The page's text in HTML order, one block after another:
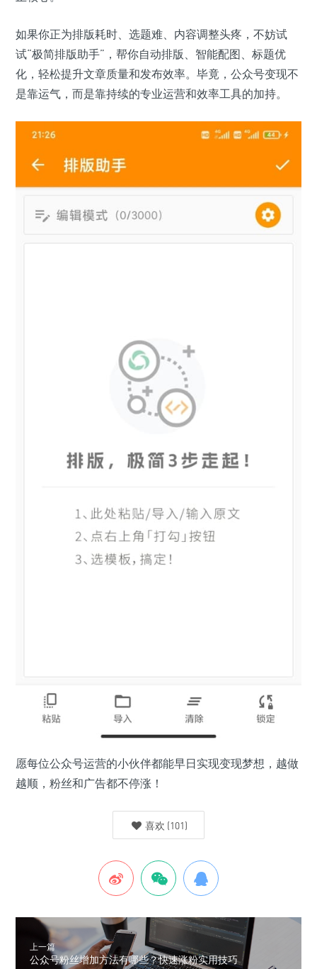
如果你正为排版耗时、选题难、内容调整头疼，不妨试
试“极简排版助手”，帮你自动排版、智能配图、标题优
化，轻松提升文章质量和发布效率。毕竟，公众号变现不
是靠运气，而是靠持续的专业运营和效率工具的加持。
愿每位公众号运营的小伙伴都能早日实现变现梦想，越做
越顺，粉丝和广告都不停涨！
喜欢 (101)
上一篇
公众号粉丝增加方法有哪些？快速涨粉实用技巧